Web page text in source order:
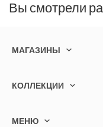
Вы смотрели
МАГАЗИНЫ
КОЛЛЕКЦИИ
МЕНЮ